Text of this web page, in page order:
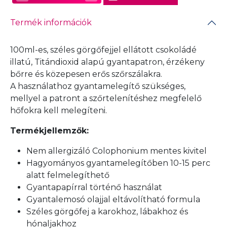
Termék információk
100ml-es, széles görgőfejjel ellátott csokoládé
illatú, Titándioxid alapú gyantapatron, érzékeny
bőrre és közepesen erős szőrszálakra.
A használathoz gyantamelegítő szükséges,
mellyel a patront a szőrtelenítéshez megfelelő
hőfokra kell melegíteni.
Termékjellemzők:
Nem allergizáló Colophonium mentes kivitel
Hagyományos gyantamelegítőben 10-15 perc
alatt felmelegíthető
Gyantapapírral történő használat
Gyantalemosó olajjal eltávolítható formula
Széles görgőfej a karokhoz, lábakhoz és
hónaljakhoz